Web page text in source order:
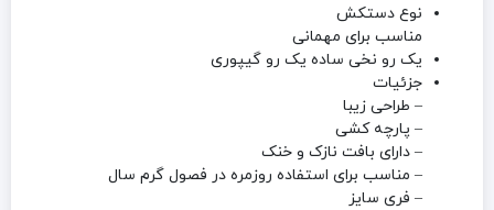
نوع دستکش
مناسب برای مهمانی
یک رو نخی ساده یک رو گیپوری
جزئیات
– طراحی زیبا
– پارچه کشی
– دارای بافت نازک و خنک
– مناسب برای استفاده روزمره در فصول گرم سال
– فری سایز